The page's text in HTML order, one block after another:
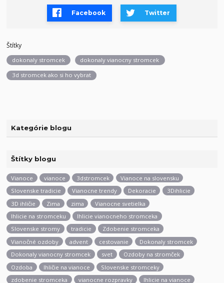
Kategórie blogu
Štítky blogu
Vianoce vianoce 3dstromcek
Vianoce na slovensku
Slovenske tradicie
Vianocne trendy Dekoracie
3Dihlicie
3D ihličie
Zima zima
Vianocne svetielka
Ihlicie na stromceku
Ihlicie vianocneho stromceka
Slovenske stromy
tradicie
Zdobenie stromceka
Vianočné ozdoby
advent cestovanie
Dokonaly stromcek
Dokonaly vianocny stromcek
svet
Ozdoby na stromček
Ozdoba
Ihličie na vianoce
Slovenske stromceky
zdobenie stromceka
vianocne rozpravky
Ihlicie na vianoce
Facebook Twitter
Štítky
dokonaly stromcek dokonaly vianocny stromcek
3d stromcek ako si ho vybrat